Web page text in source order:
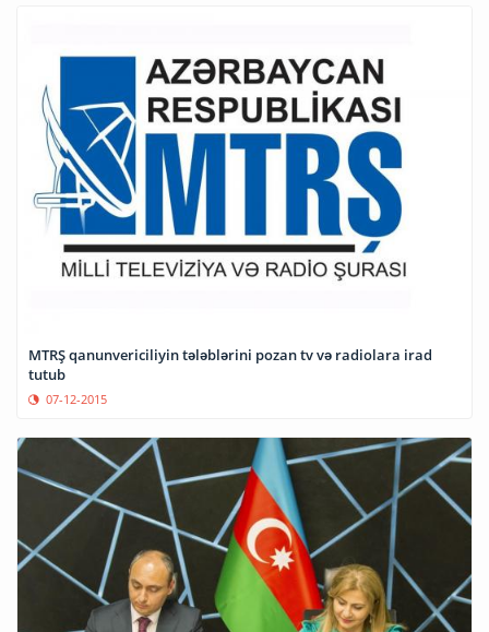
MTRŞ qanunvericiliyin tələblərini pozan tv və radiolara irad
tutub
07-12-2015